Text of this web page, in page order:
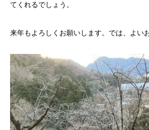
てくれるでしょう。
来年もよろしくお願いします。では、よい